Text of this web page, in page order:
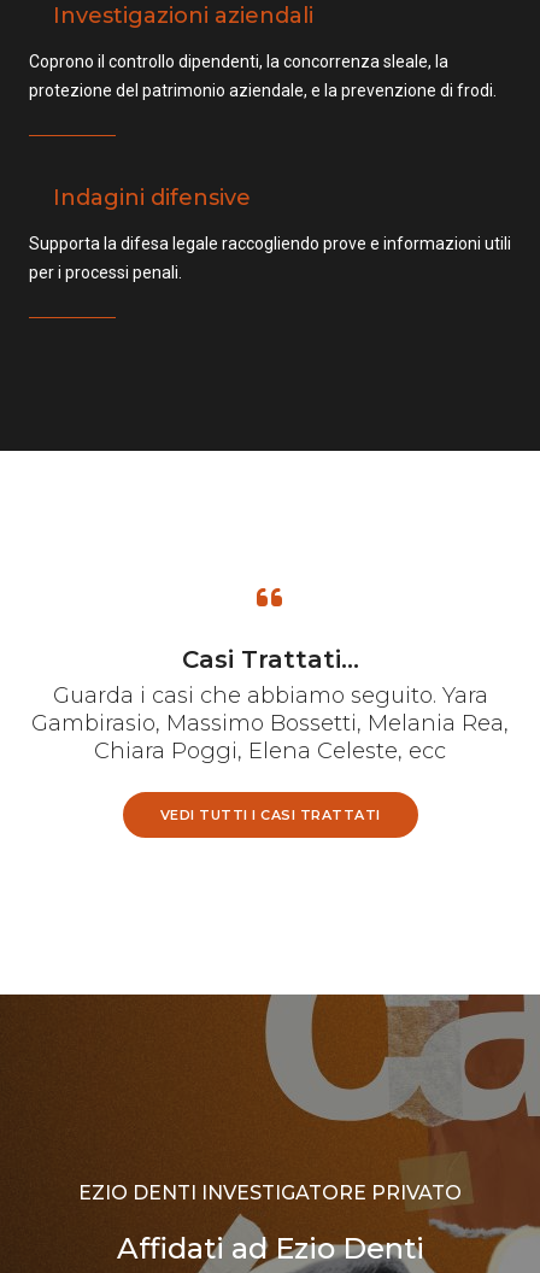
Investigazioni aziendali
Coprono il controllo dipendenti, la concorrenza sleale, la
protezione del patrimonio aziendale, e la prevenzione di frodi.
Indagini difensive
Supporta la difesa legale raccogliendo prove e informazioni utili
per i processi penali.
Casi Trattati...
Guarda i casi che abbiamo seguito. Yara
Gambirasio, Massimo Bossetti, Melania Rea,
Chiara Poggi, Elena Celeste, ecc
VEDI TUTTI I CASI TRATTATI
EZIO DENTI INVESTIGATORE PRIVATO
Affidati ad Ezio Denti